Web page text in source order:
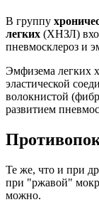
В группу
легких (ХНЗЛ)
пневмосклероз и
Эмфизема легких
эластической
волокнистой
развитием
Те же, что и при
при "ржавой"
можно.